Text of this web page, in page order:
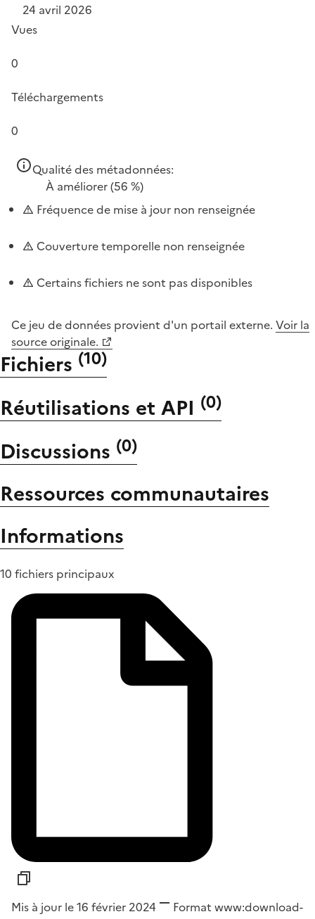
24 avril 2026
Vues
0
Téléchargements
0
Qualité des métadonnées:
À améliorer(56 %)
Fréquence de mise à jour non renseignée
Couverture temporelle non renseignée
Certains fichiers ne sont pas disponibles
Ce jeu de données provient d'un portail externe. Voir la
source originale.
Fichiers (10)
Réutilisations et API (0)
Discussions (0)
Ressources communautaires
Informations
10 fichiers principaux
Mis à jour le 16 février 2024 Format www:download-